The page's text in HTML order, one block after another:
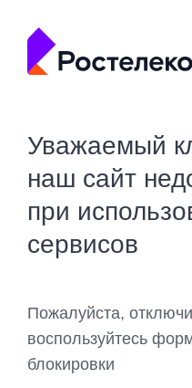
Уважаемый
наш сайт
при
сервисов
Пожалуйста,
воспользуйтесь
блокировки